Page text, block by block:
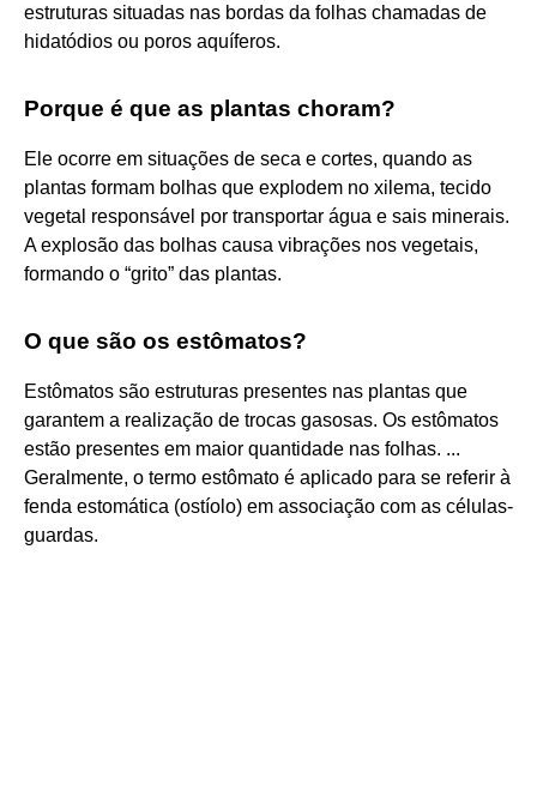
estruturas situadas nas bordas da folhas chamadas de
hidatódios ou poros aquíferos.
Porque é que as plantas choram?
Ele ocorre em situações de seca e cortes, quando as
plantas formam bolhas que explodem no xilema, tecido
vegetal responsável por transportar água e sais minerais.
A explosão das bolhas causa vibrações nos vegetais,
formando o “grito” das plantas.
O que são os estômatos?
Estômatos são estruturas presentes nas plantas que
garantem a realização de trocas gasosas. Os estômatos
estão presentes em maior quantidade nas folhas. ...
Geralmente, o termo estômato é aplicado para se referir à
fenda estomática (ostíolo) em associação com as células-
guardas.